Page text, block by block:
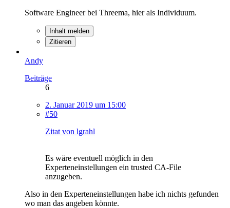
Software Engineer bei Threema, hier als Individuum.
Inhalt melden
Zitieren
Andy
Beiträge
6
2. Januar 2019 um 15:00
#50
Zitat von lgrahl
Es wäre eventuell möglich in den
Experteneinstellungen ein trusted CA-File
anzugeben.
Also in den Experteneinstellungen habe ich nichts gefunden
wo man das angeben könnte.